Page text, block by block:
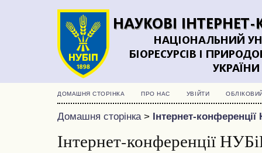
ДОМАШНЯ СТОРІНКА ПРО НАС УВІЙТИ
Домашня сторінка> Інтернет-
Інтернет-конференції